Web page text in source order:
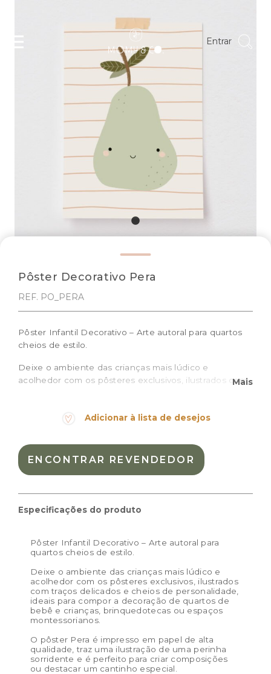
Entrar
Pôster Decorativo Pera
REF. PO_PERA
Pôster Infantil Decorativo – Arte autoral para quartos
cheios de estilo.
Deixe o ambiente das crianças mais lúdico e
acolhedor com os pôsteres exclusivos, ilustrados com
crianças, brinquedotecas ou espaços montessorianos.
traz uma ilustração de uma perinha sorridente e é
perfeito para criar composições ou destacar um
Tamanho PP (13×18 cm) – preço de venda R$ 25,00 /
preço de revenda: R$ 57,50
Tamanho P (21 x 29,7 cm) – preço de venda: R$ 32,00 /
preço de revenda: R$ 73,60
Tamanho M (29,7 x 42 cm) – preço de venda: R$ 50,00
Tamanho G (40 x 50 cm) – preço de venda: R$ 76,00 /
preço de revenda: R$ 174,80
Mais
Adicionar à lista de desejos
ENCONTRAR REVENDEDOR
Especificações do produto
Pôster Infantil Decorativo – Arte autoral para
quartos cheios de estilo.
Deixe o ambiente das crianças mais lúdico e
acolhedor com os pôsteres exclusivos, ilustrados
com traços delicados e cheios de personalidade,
ideais para compor a decoração de quartos de
bebê e crianças, brinquedotecas ou espaços
montessorianos.
O pôster Pera é impresso em papel de alta
qualidade, traz uma ilustração de uma perinha
sorridente e é perfeito para criar composições
ou destacar um cantinho especial.